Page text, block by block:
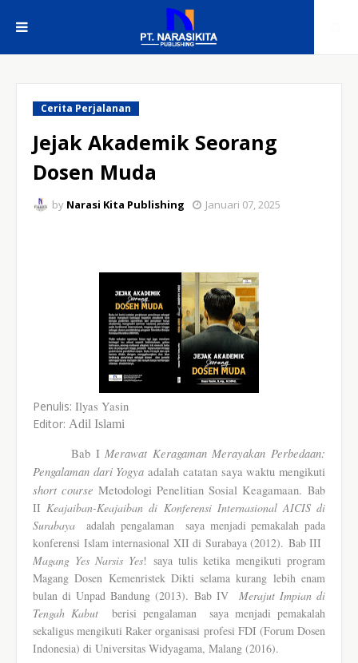
Cerita Perjalanan
Jejak Akademik Seorang
Dosen Muda
by Narasi Kita Publishing Januari 07, 2025
Penulis: Ilyas Yasin
Editor: Adil Islami
Bab IMerawat Keragaman Merayakan Perbedaan:
Pengalaman dari Yogyaadalah catatan saya waktu mengikuti
short course Metodologi Penelitian Sosial Keagamaan. Bab
IIKeajaiban-Keajaiban di Konferensi Internasional AICIS di
Surabaya adalah pengalaman saya menjadi pemakalah pada
konferensi Islam internasional XII di Surabaya (2012). Bab III
Magang Yes Narsis Yes! saya tulis ketika mengikuti program
Magang Dosen Kemenristek Dikti selama kurang lebih enam
bulan di Unpad Bandung (2013). Bab IV
Merajut Impian di
Tengah Kabut
berisi pengalaman
saya menjadi pemakalah
sekaligus mengikuti Raker organisasi profesi FDI (Forum Dosen
Indonesia) di Universitas Widyagama, Malang (2016).